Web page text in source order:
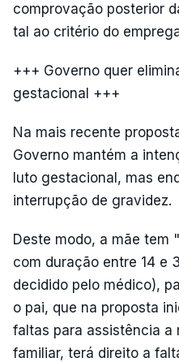
comprovação posterior
tal ao critério do
+++ Governo quer
gestacional +++
Na mais recente
Governo mantém a
luto gestacional, mas
interrupção de gravidez.
Deste modo, a mãe tem
com duração entre 14 e
decidido pelo médico),
o pai, que na proposta
faltas para assistência a
familiar, terá direito a